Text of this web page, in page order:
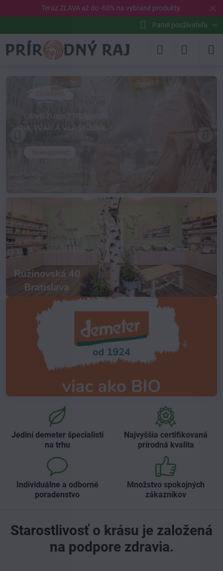
✕
Teraz ZĽAVA až do -60% na vybrané produkty
Panel používateľa
Jediní demeter špecialisti
na trhu
Najvyššia certifikovaná
prírodná kvalita
Individuálne a odborné
poradenstvo
Množstvo spokojných
zákazníkov
Starostlivosť o krásu je založená
na podpore zdravia.